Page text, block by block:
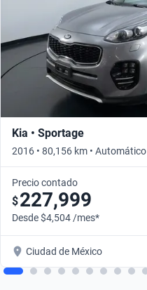
Kia • Sportage
2016 • 80,156 km • Automático
Precio contado
$227,999
Desde $4,504 /mes*
Ciudad de México